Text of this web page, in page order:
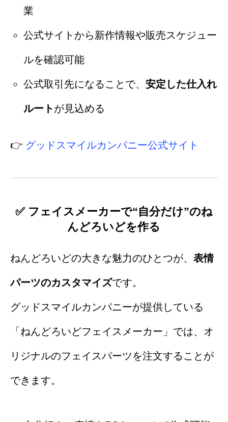
業
公式サイトから新作情報や販売スケジュー
ルを確認可能
公式取引先になることで、 安定した仕入れ
ルートが見込める
👉 グッドスマイルカンパニー公式サイト
✅ フェイスメーカーで“自分だけ”のね
んどろいどを作る
ねんどろいどの大きな魅力のひとつが、 表情
パーツのカスタマイズです。
グッドスマイルカンパニーが提供している
「ねんどろいどフェイスメーカー」では、オ
リジナルのフェイスパーツを注文することが
できます。